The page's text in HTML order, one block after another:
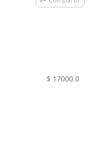
$ 17000.0